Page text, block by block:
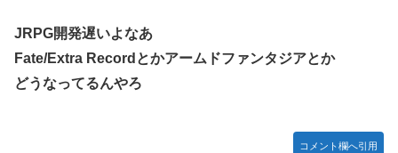
JRPG開発遅いよなあ
Fate/Extra Recordとかアームドファンタジアとか
どうなってるんやろ
コメント欄へ引用